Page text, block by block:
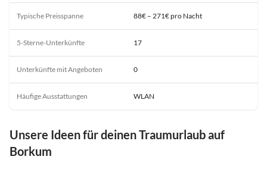
Typische Preisspanne 88€ – 271€ pro Nacht
5-Sterne-Unterkünfte 17
Unterkünfte mit Angeboten 0
Häufige Ausstattungen WLAN
Unsere Ideen für deinen Traumurlaub auf
Borkum